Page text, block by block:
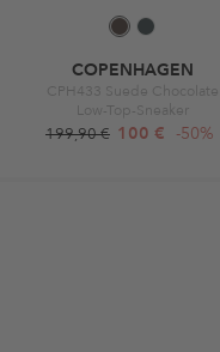
COPENHAGEN
CPH433 Suede Chocolate
Low-Top-Sneaker
199,90 € 100 € -50%